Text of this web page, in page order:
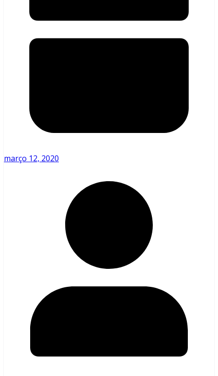
março 12, 2020